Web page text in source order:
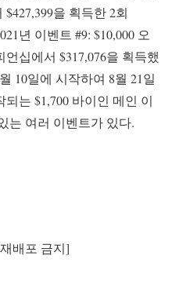
을 획득한 2회
년 이벤트 #9: $10,000 오
십에서 $317,076을 획득했
10일에 시작하여 8월 21일
는 $1,700 바이인 메인 이
는 여러 이벤트가 있다.
배포 금지]